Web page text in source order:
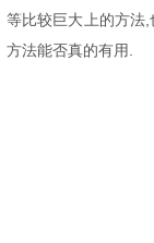
等比较巨大上的方法
方法能否真的有用.